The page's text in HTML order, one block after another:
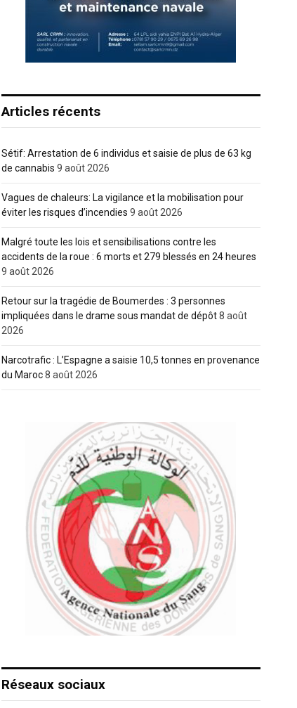
Articles récents
Sétif: Arrestation de 6 individus et saisie de plus de 63 kg
de cannabis 9 août 2026
Vagues de chaleurs: La vigilance et la mobilisation pour
éviter les risques d’incendies 9 août 2026
Malgré toute les lois et sensibilisations contre les
accidents de la roue : 6 morts et 279 blessés en 24 heures
9 août 2026
Retour sur la tragédie de Boumerdes : 3 personnes
impliquées dans le drame sous mandat de dépôt 8 août
2026
Narcotrafic : L’Espagne a saisie 10,5 tonnes en provenance
du Maroc 8 août 2026
Réseaux sociaux